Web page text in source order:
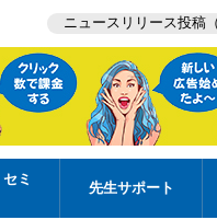
ニュースリリース投稿
ミ
先生サポート